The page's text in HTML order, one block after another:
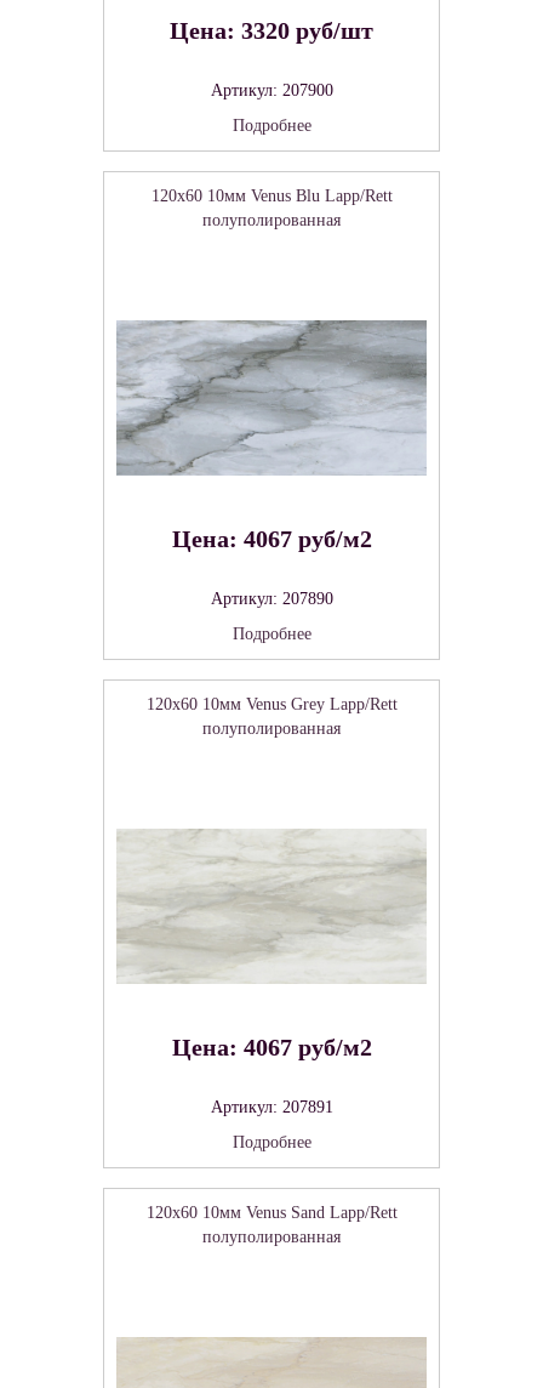
Цена: 3320 руб/шт
Артикул: 207900
Подробнее
120x60 10мм Venus Blu Lapp/Rett
полуполированная
Цена: 4067 руб/м2
Артикул: 207890
Подробнее
120x60 10мм Venus Grey Lapp/Rett
полуполированная
Цена: 4067 руб/м2
Артикул: 207891
Подробнее
120x60 10мм Venus Sand Lapp/Rett
полуполированная